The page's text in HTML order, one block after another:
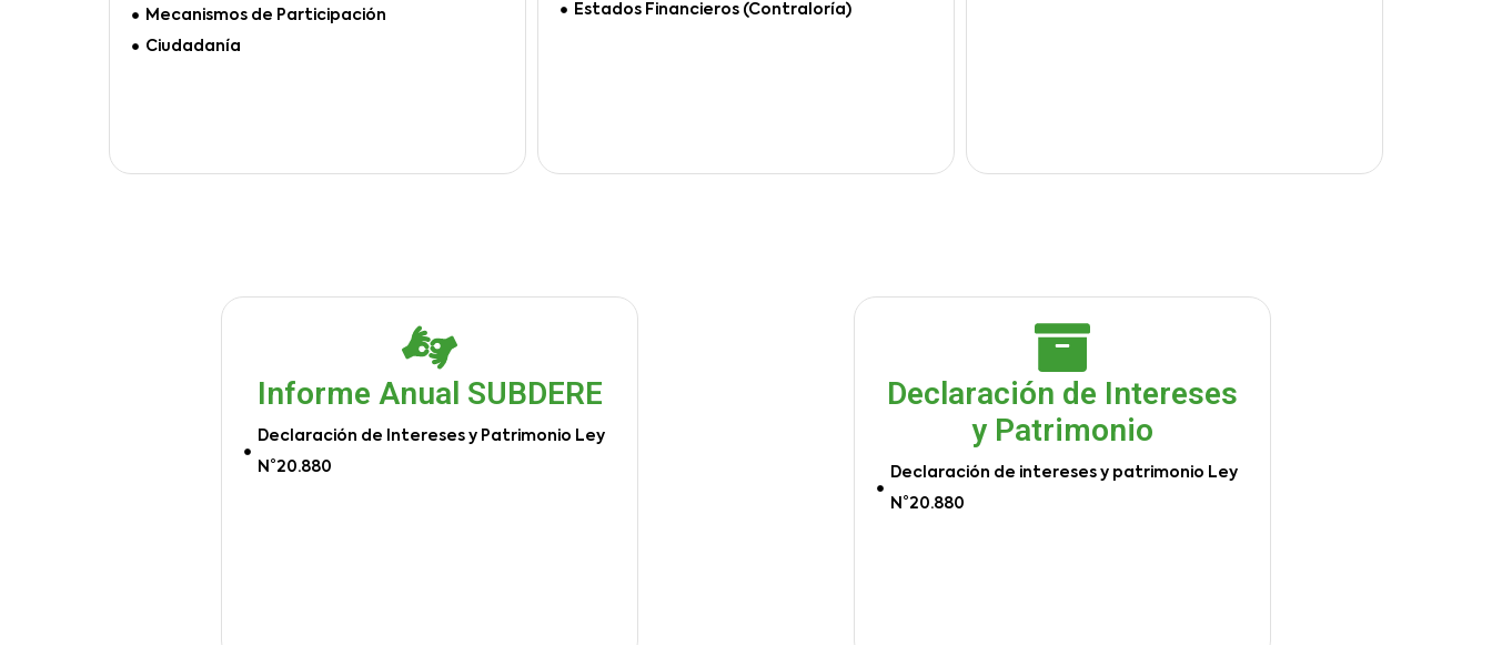
Mecanismos de Participación
Ciudadanía
Estados Financieros (Contraloría)
Informe Anual SUBDERE
Declaración de Intereses y Patrimonio Ley
N°20.880
Declaración de Intereses
y Patrimonio
Declaración de intereses y patrimonio Ley
N°20.880